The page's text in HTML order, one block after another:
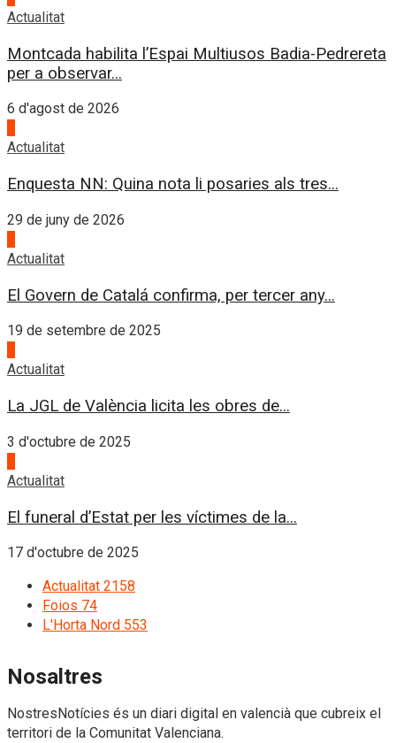
Actualitat
Montcada habilita l’Espai Multiusos Badia-Pedrereta
per a observar...
6 d'agost de 2026
Actualitat
Enquesta NN: Quina nota li posaries als tres...
29 de juny de 2026
Actualitat
El Govern de Catalá confirma, per tercer any...
19 de setembre de 2025
Actualitat
La JGL de València licita les obres de...
3 d'octubre de 2025
Actualitat
El funeral d’Estat per les víctimes de la...
17 d'octubre de 2025
Actualitat 2158
Foios 74
L'Horta Nord 553
Nosaltres
NostresNotícies és un diari digital en valencià que cubreix el
territori de la Comunitat Valenciana.